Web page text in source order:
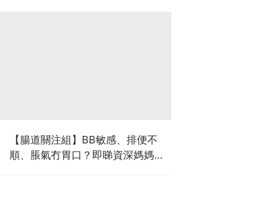
【腸道關注組】BB敏感、排便不
順、脹氣冇胃口？即睇資深媽媽分